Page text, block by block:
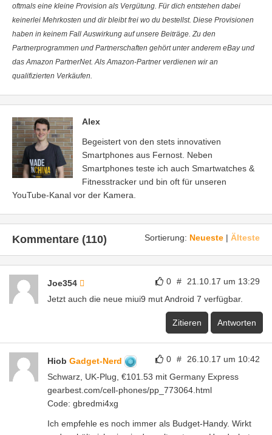
oftmals eine kleine Provision als Vergütung. Für dich entstehen dabei
keinerlei Mehrkosten und dir bleibt frei wo du bestellst. Diese Provisionen
haben in keinem Fall Auswirkung auf unsere Beiträge. Zu den
Partnerprogrammen und Partnerschaften gehört unter anderem eBay und
das Amazon PartnerNet. Als Amazon-Partner verdienen wir an
qualifizierten Verkäufen.
Alex
Begeistert von den stets innovativen
Smartphones aus Fernost. Neben
Smartphones teste ich auch Smartwatches &
Fitnesstracker und bin oft für unseren
YouTube-Kanal vor der Kamera.
Sortierung: Neueste | Älteste
Kommentare (110)
0 # 21.10.17 um 13:29
Joe354
Jetzt auch die neue miui9 mut Android 7 verfügbar.
Zitieren Antworten
0 # 26.10.17 um 10:42
Hiob Gadget-Nerd
Schwarz, UK-Plug, €101.53 mit Germany Express
gearbest.com/cell-phones/pp_773064.html
Code: gbredmi4xg
Ich empfehle es noch immer als Budget-Handy. Wirkt